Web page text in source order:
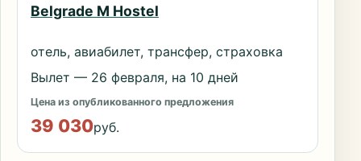
Belgrade M Hostel
отель, авиабилет, трансфер, страховка
Вылет — 26 февраля, на 10 дней
Цена из опубликованного предложения
39 030руб.